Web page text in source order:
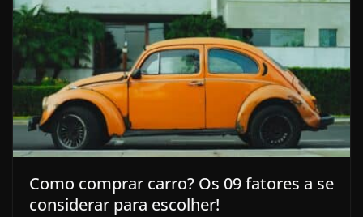
Como comprar carro? Os 09 fatores a se
considerar para escolher!